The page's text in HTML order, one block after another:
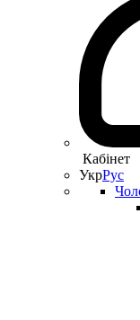
Кабінет
УкрРус